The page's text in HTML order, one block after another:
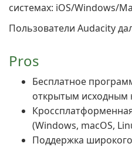
системах: iOS/Windows/
Пользователи Audacity
Pros
Бесплатное
открытым исходным
(Windows, macOS,
Поддержка